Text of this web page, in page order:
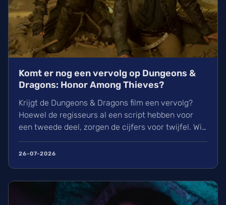
Komt er nog een vervolg op Dungeons &
Dragons: Honor Among Thieves?
Krijgt de Dungeons & Dragons film een vervolg?
Hoewel de regisseurs al een script hebben voor
een tweede deel, zorgen de cijfers voor twijfel. Wij
vonden Honor Among Thieves geweldig, maar de
opbrengst bleef achter. Ondertussen zit de wereld
26-07-2026